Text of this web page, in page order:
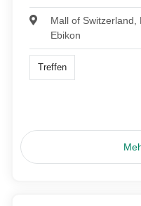
Mall of
Ebikon
Treffen